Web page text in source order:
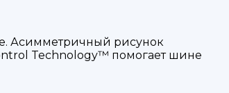
Асимметричный рисунок
Technology™ помогает шине